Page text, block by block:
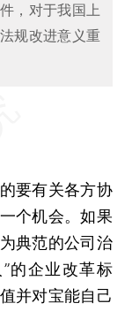
，对于我国上
规改进意义重
要有关各方协
个机会。如果
典范的公司治
的企业改革标
并对宝能自己